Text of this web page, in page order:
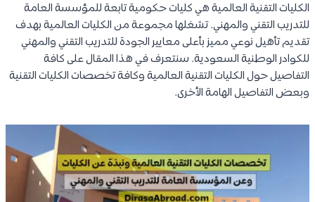
الكليات التقنية العالمية هي كليات حكومية تابعة للمؤسسة العامة
للتدريب التقني والمهني. تشغلها مجموعة من الكليات العالمية بهدف
تقديم تأهيل نوعي مميز بأعلى معايير الجودة للتدريب التقني والمهني
للكوادر الوطنية السعودية. سنتعرف في هذا المقال على كافة
التفاصيل حول الكليات التقنية العالمية وكافة تخصصات الكليات التقنية
وبعض التفاصيل الهامة الأخرى.